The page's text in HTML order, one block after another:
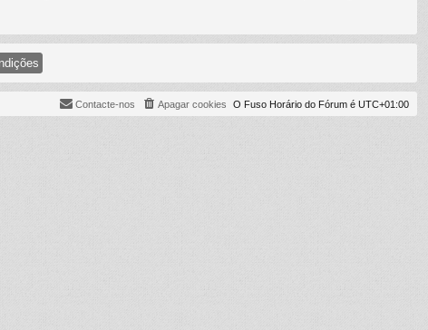
O Fuso Horário do Fórum é UTC+01:00
Apagar cookies
Contacte-nos